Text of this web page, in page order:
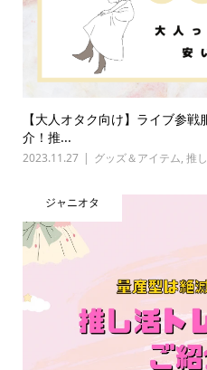
【大人オタク向け】ライブ参
介！推...
2023.11.27 グッズ＆アイテム, 推
ジャニオタ